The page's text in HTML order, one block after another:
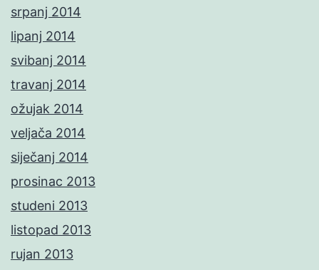
srpanj 2014
lipanj 2014
svibanj 2014
travanj 2014
ožujak 2014
veljača 2014
siječanj 2014
prosinac 2013
studeni 2013
listopad 2013
rujan 2013